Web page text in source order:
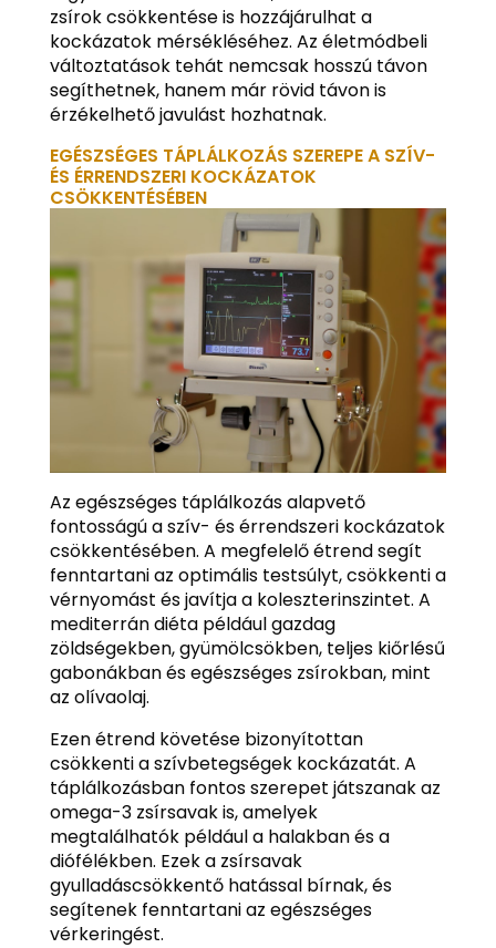
zsírok csökkentése is hozzájárulhat a
kockázatok mérsékléséhez. Az életmódbeli
változtatások tehát nemcsak hosszú távon
segíthetnek, hanem már rövid távon is
érzékelhető javulást hozhatnak.
EGÉSZSÉGES TÁPLÁLKOZÁS SZEREPE A SZÍV-
ÉS ÉRRENDSZERI KOCKÁZATOK
CSÖKKENTÉSÉBEN
Az egészséges táplálkozás alapvető
fontosságú a szív- és érrendszeri kockázatok
csökkentésében. A megfelelő étrend segít
fenntartani az optimális testsúlyt, csökkenti a
vérnyomást és javítja a koleszterinszintet. A
mediterrán diéta például gazdag
zöldségekben, gyümölcsökben, teljes kiőrlésű
gabonákban és egészséges zsírokban, mint
az olívaolaj.
Ezen étrend követése bizonyítottan
csökkenti a szívbetegségek kockázatát. A
táplálkozásban fontos szerepet játszanak az
omega-3 zsírsavak is, amelyek
megtalálhatók például a halakban és a
diófélékben. Ezek a zsírsavak
gyulladáscsökkentő hatással bírnak, és
segítenek fenntartani az egészséges
vérkeringést.